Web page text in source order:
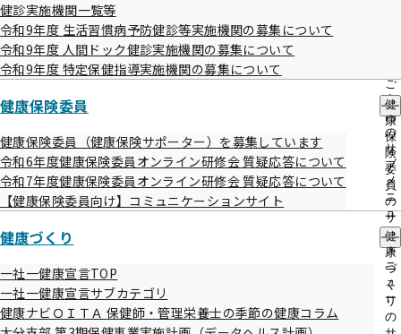
出
先
覧
メ
ニ
ュ
ー
ご
案
内
の
サ
ブ
メ
ニ
ュ
ー
健診実施機関一覧等
令和9年度 生活習慣病予防健診等実施機関の募集について
令和9年度 人間ドック健診実施機関の募集について
令和9年度 特定保健指導実施機関の募集について
健康保険委員
健
康
保
険
委
員
の
サ
ブ
メ
ニ
ュ
ー
健康保険委員（健康保険サポーター）を募集しています
令和6年度健康保険委員オンライン研修会 質疑応答について
令和7年度健康保険委員オンライン研修会 質疑応答について
【健康保険委員向け】コミュニケーションサイト
健康づくり
健
康
づ
く
り
の
一社一健康宣言TOP
一社一健康宣言サブカテゴリ
健康ナビＯＩＴＡ 保健師・管理栄養士の季節の健康コラム
募集内容
役職
特定保健指導保健師（契約職員）
募集要件
・募集要件
特定保健指導に従事した経験がある方が望ましい
・必要な免許・資格
保健師資格